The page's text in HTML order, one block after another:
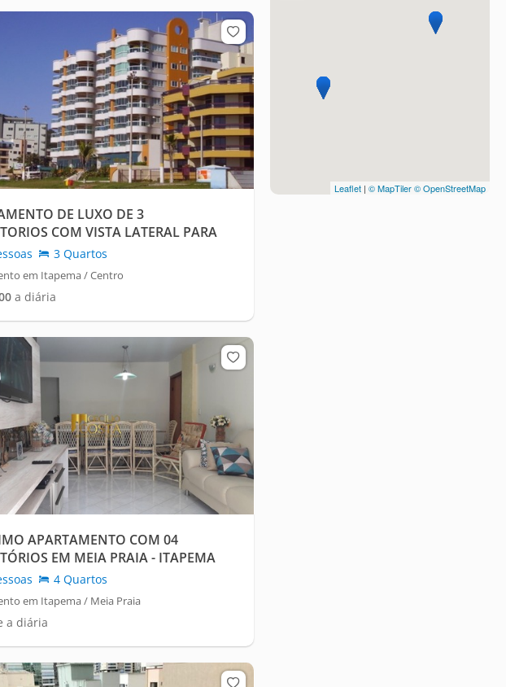
Leaflet | © MapTiler© OpenStreetMap
DE LUXO DE 3
COM VISTA LATERAL PARA
3 Quartos
em Itapema / Centro
a diária
APARTAMENTO COM 04
EM MEIA PRAIA - ITAPEMA
4 Quartos
em Itapema / Meia Praia
a diária